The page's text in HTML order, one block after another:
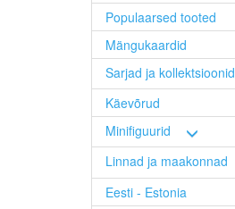
Populaarsed tooted
Mängukaardid
Sarjad ja kollektsioonid
Käevõrud
Minifiguurid
Linnad ja maakonnad
Eesti - Estonia